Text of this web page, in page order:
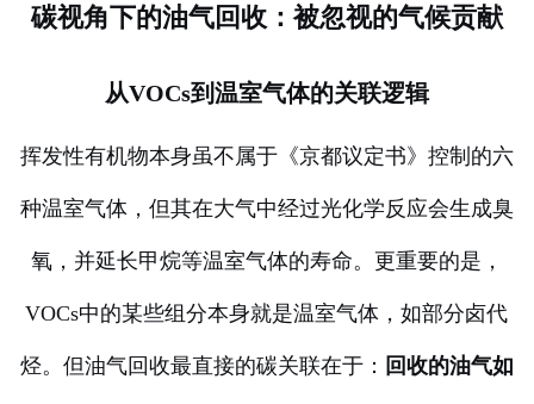
碳视角下的油气回收：被忽视的气候贡献
从VOCs到温室气体的关联逻辑
挥发性有机物本身虽不属于《京都议定书》控制的六
种温室气体，但其在大气中经过光化学反应会生成臭
氧，并延长甲烷等温室气体的寿命。更重要的是，
VOCs中的某些组分本身就是温室气体，如部分卤代
烃。但油气回收最直接的碳关联在于： 回收的油气如